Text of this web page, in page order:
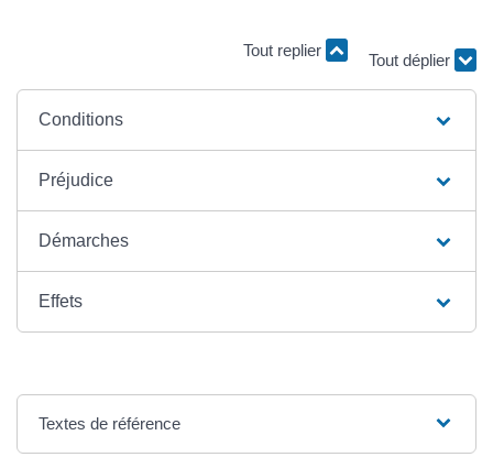
Tout replier
Tout déplier
Conditions
Préjudice
Démarches
Effets
Textes de référence